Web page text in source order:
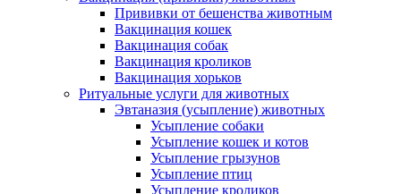
Прививки от бешенства животным
Вакцинация кошек
Вакцинация собак
Вакцинация кроликов
Вакцинация хорьков
Ритуальные услуги для животных
Эвтаназия (усыпление) животных
Усыпление собаки
Усыпление кошек и котов
Усыпление грызунов
Усыпление птиц
Усыпление кроликов